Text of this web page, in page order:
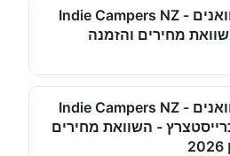
השכרת קרוואנים - Indie Campers NZ
מחירים והזמנה
השכרת קרוואנים - Indie Campers NZ
- השוואת מחירים